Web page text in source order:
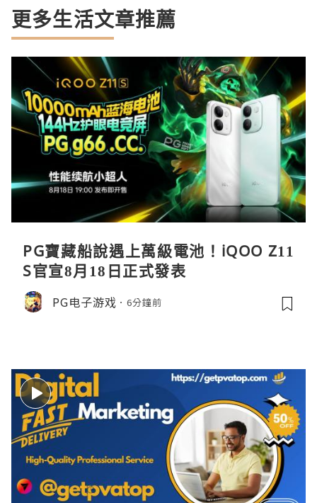
更多生活文章推薦
PG寶藏船說遇上萬級電池！iQOO Z11
S官宣8月18日正式發表
PG电子游戏 6分鐘前